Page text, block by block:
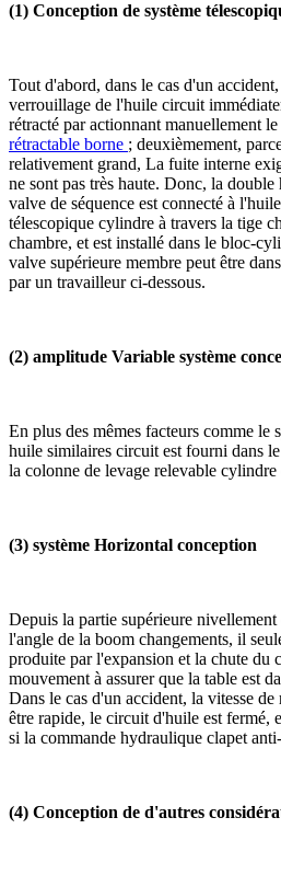
(1) Conception de système
Tout d'abord, dans le cas d'un
verrouillage de l'huile circuit
rétracté par actionnant manuellement le
rétractable borne ; deuxièmement,
relativement grand, La fuite interne
ne sont pas très haute. Donc, la
valve de séquence est connecté à
télescopique cylindre à travers la tige
chambre, et est installé dans le bloc-
valve supérieure membre peut être
par un travailleur ci-dessous.
(2) amplitude Variable système
En plus des mêmes facteurs comme le
huile similaires circuit est fourni dans
la colonne de levage relevable
(3) système Horizontal conception
Depuis la partie supérieure
l'angle de la boom changements, il
produite par l'expansion et la chute du
mouvement à assurer que la table est
Dans le cas d'un accident, la vitesse de
être rapide, le circuit d'huile est fermé,
si la commande hydraulique clapet
(4) Conception de d'autres